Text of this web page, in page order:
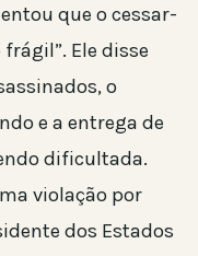
que o cessar-
Ele disse
o
e a entrega de
dificultada.
violação por
dos Estados